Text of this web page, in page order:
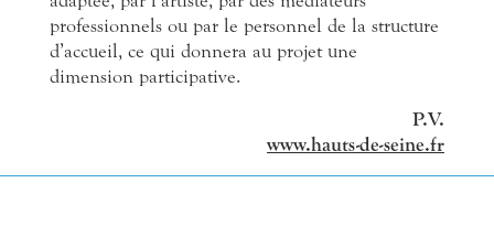
professionnels ou par le personnel de la structure
d’accueil, ce qui donnera au projet une
dimension participative.
P.V.
www.hauts-de-seine.fr